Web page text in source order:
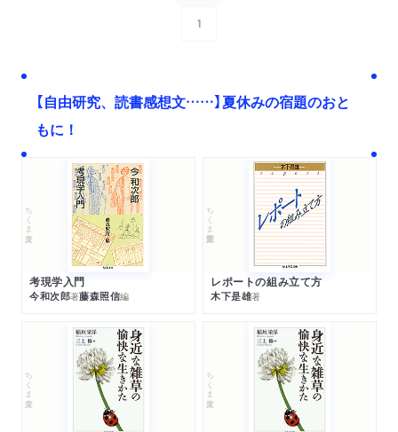
1
【自由研究、読書感想文……】夏休みの宿題のおと
もに！
ちくま文庫
考現学入門
今和次郎著藤森照信編
ちくま学芸文庫
レポートの組み立て方
木下是雄著
ちくま文庫 ちくま文庫